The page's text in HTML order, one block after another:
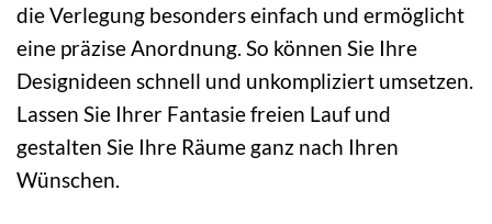
die Verlegung besonders einfach und ermöglicht
eine präzise Anordnung. So können Sie Ihre
Designideen schnell und unkompliziert umsetzen.
Lassen Sie Ihrer Fantasie freien Lauf und
gestalten Sie Ihre Räume ganz nach Ihren
Wünschen.